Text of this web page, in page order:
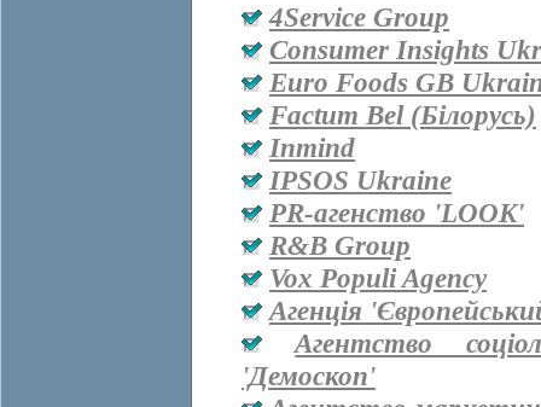
4Service Group
Consumer Insights
Euro Foods GB
Factum Bel (Білорусь)
Inmind
IPSOS Ukraine
PR-агенство 'LOOK'
R&B Group
Vox Populi Agency
Агенція
Агентство
'Демоскоп'